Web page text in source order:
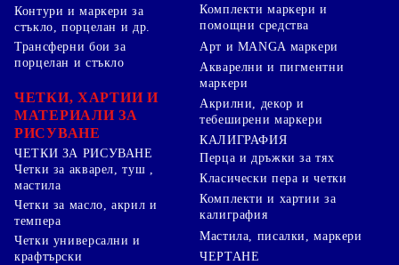
Контури и маркери за
стъкло, порцелан и др.
Трансферни бои за
порцелан и стъкло
ЧЕТКИ, ХАРТИИ И
МАТЕРИАЛИ ЗА
РИСУВАНЕ
ЧЕТКИ ЗА РИСУВАНЕ
Четки за акварел, туш ,
мастила
Четки за масло, акрил и
темпера
Четки универсални и
крафтърски
Комплекти маркери и
помощни средства
Арт и MANGA маркери
Акварелни и пигментни
маркери
Акрилни, декор и
тебеширени маркери
КАЛИГРАФИЯ
Перца и дръжки за тях
Класически пера и четки
Комплекти и хартии за
калиграфия
Мастила, писалки, маркери
ЧЕРТАНЕ